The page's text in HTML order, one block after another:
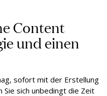
Content
und einen
sofort mit der Erstellung
Sie sich unbedingt die Zeit